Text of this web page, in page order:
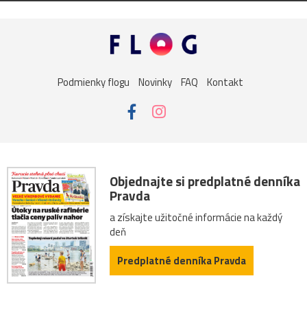
Podmienky flogu Novinky FAQ Kontakt
Objednajte si predplatné denníka
Pravda
a získajte užitočné informácie na každý
deň
Predplatné denníka Pravda